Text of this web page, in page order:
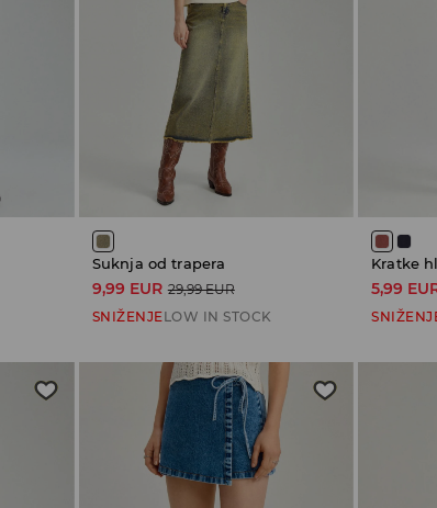
Suknja od trapera
9,99 EUR 29,99 EUR
SNIŽENJELOW IN STOCK
Kratke
5,99